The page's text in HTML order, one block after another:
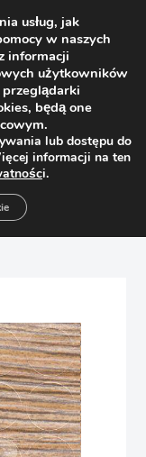
usług, jak
w naszych
informacji
użytkowników
będą one
lub dostępu do
informacji na ten
i.